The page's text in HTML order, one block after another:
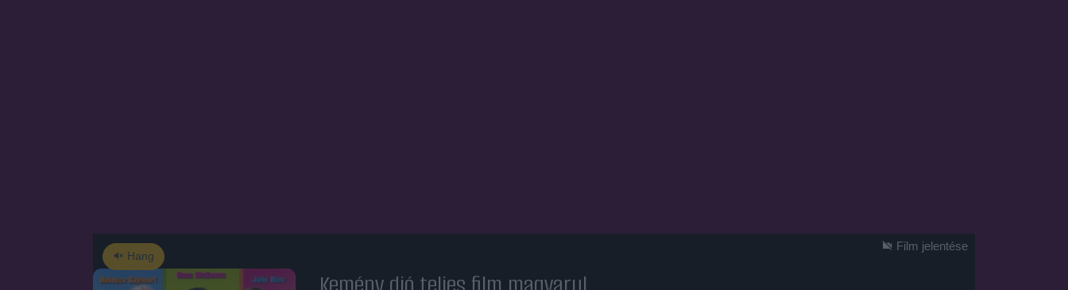
Hang
Film jelentése